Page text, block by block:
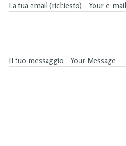
La tua email (richiesto) - Your e-mail
Il tuo messaggio - Your Message